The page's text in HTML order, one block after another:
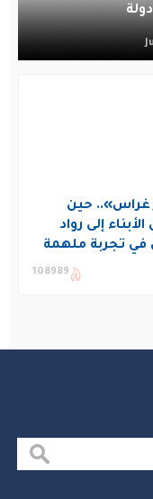
غراس».. حين
إلى رواد
في تجربة ملهمة
غراس الصيفي108989